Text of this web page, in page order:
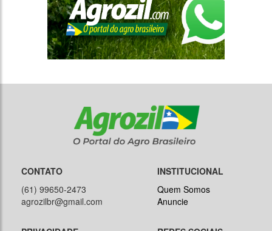
CONTATO
(61) 99650-2473
agrozilbr@gmail.com
INSTITUCIONAL
Quem Somos
Anuncie